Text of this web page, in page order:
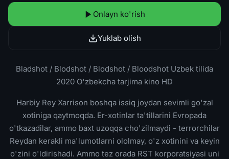
Onlayn ko'rish
Yuklab olish
Bladshot / Blodshot / Blodshot / Bloodshot Uzbek tilida
2020 O'zbekcha tarjima kino HD
Harbiy Rey Xarrison boshqa issiq joydan sevimli go'zal
xotiniga qaytmoqda. Er-xotinlar ta'tillarini Evropada
o'tkazadilar, ammo baxt uzoqqa cho'zilmaydi - terrorchilar
Reydan kerakli ma'lumotlarni ololmay, o'z xotinini va keyin
o'zini o'ldirishadi. Ammo tez orada RST korporatsiyasi uni